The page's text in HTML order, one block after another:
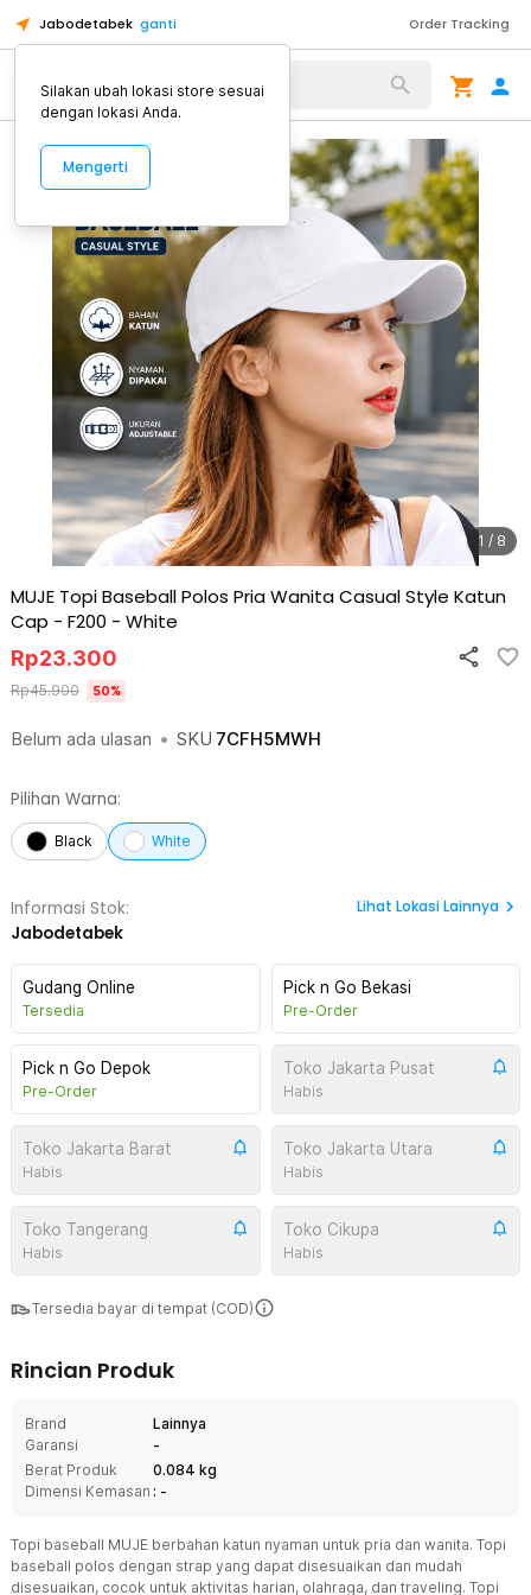
Jabodetabek ganti Order Tracking
Alat Kopi
1 / 8
MUJE Topi Baseball Polos Pria Wanita Casual Style Katun
Cap - F200 - White
Belum ada ulasan • SKU 7CFH5MWH
Rp23.300
Rp45.900 50%
Pilihan Warna:
Black White
Informasi Stok:
Jabodetabek
Lihat Lokasi Lainnya
Gudang Online
Tersedia
Pick n Go Bekasi
Pre-Order
Pick n Go Depok
Pre-Order
Toko Jakarta Pusat
Habis
Toko Jakarta Barat
Habis
Toko Jakarta Utara
Habis
Toko Tangerang
Habis
Toko Cikupa
Habis
Tersedia bayar di tempat (COD)
Rincian Produk
Brand
Lainnya
Garansi
-
Berat Produk
0.084 kg
Dimensi Kemasan : -
Topi baseball MUJE berbahan katun nyaman untuk pria dan wanita. Topi
baseball polos dengan strap yang dapat disesuaikan dan mudah
disesuaikan, cocok untuk aktivitas harian, olahraga, dan traveling. Topi
Silakan ubah lokasi store sesuai
dengan lokasi Anda.
Mengerti